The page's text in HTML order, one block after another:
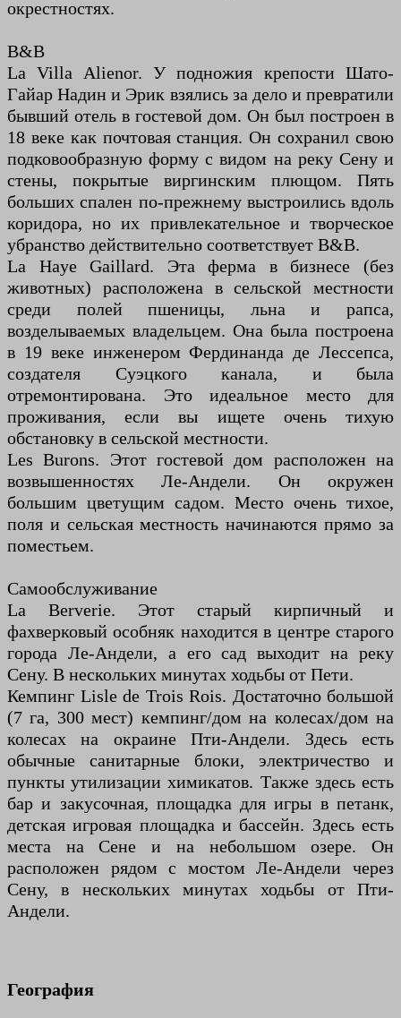
окрестностях.
B&B
La Villa Alienor. У подножия крепости Шато-
Гайар Надин и Эрик взялись за дело и превратили
бывший отель в гостевой дом. Он был построен в
18 веке как почтовая станция. Он сохранил свою
подковообразную форму с видом на реку Сену и
стены, покрытые виргинским плющом. Пять
больших спален по-прежнему выстроились вдоль
коридора, но их привлекательное и творческое
убранство действительно соответствует B&B.
La Haye Gaillard. Эта ферма в бизнесе (без
животных) расположена в сельской местности
среди полей пшеницы, льна и рапса,
возделываемых владельцем. Она была построена
в 19 веке инженером Фердинанда де Лессепса,
создателя Суэцкого канала, и была
отремонтирована. Это идеальное место для
проживания, если вы ищете очень тихую
обстановку в сельской местности.
Les Burons. Этот гостевой дом расположен на
возвышенностях Ле-Андели. Он окружен
большим цветущим садом. Место очень тихое,
поля и сельская местность начинаются прямо за
поместьем.
Самообслуживание
La Berverie. Этот старый кирпичный и
фахверковый особняк находится в центре старого
города Ле-Андели, а его сад выходит на реку
Сену. В нескольких минутах ходьбы от Пети.
Кемпинг Lisle de Trois Rois. Достаточно большой
(7 га, 300 мест) кемпинг/дом на колесах/дом на
колесах на окраине Пти-Андели. Здесь есть
обычные санитарные блоки, электричество и
пункты утилизации химикатов. Также здесь есть
бар и закусочная, площадка для игры в петанк,
детская игровая площадка и бассейн. Здесь есть
места на Сене и на небольшом озере. Он
расположен рядом с мостом Ле-Андели через
Сену, в нескольких минутах ходьбы от Пти-
Андели.
География